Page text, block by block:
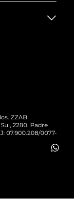
ZZAB
2280. Padre
07.900.208/0077-